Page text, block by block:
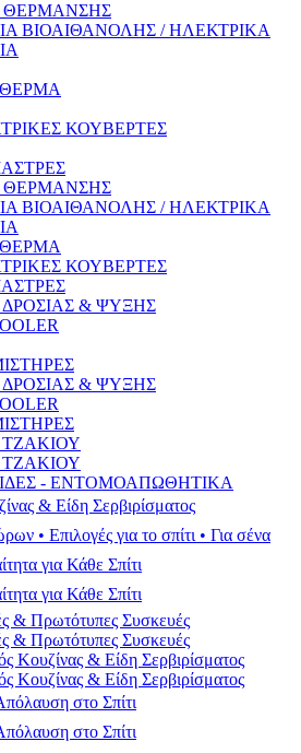
ΘΕΡΜΑΝΣΗΣ
ΒΙΟΑΙΘΑΝΟΛΗΣ / ΗΛΕΚΤΡΙΚΑ
ΚΟΥΒΕΡΤΕΣ
ΘΕΡΜΑΝΣΗΣ
ΒΙΟΑΙΘΑΝΟΛΗΣ / ΗΛΕΚΤΡΙΚΑ
ΚΟΥΒΕΡΤΕΣ
& ΨΥΞΗΣ
& ΨΥΞΗΣ
- ΕΝΤΟΜΟΑΠΩΘΗΤΙΚΑ
& Είδη Σερβιρίσματος
• Επιλογές για το σπίτι • Για σένα
για Κάθε Σπίτι
για Κάθε Σπίτι
& Πρωτότυπες Συσκευές
& Πρωτότυπες Συσκευές
Κουζίνας & Είδη Σερβιρίσματος
Κουζίνας & Είδη Σερβιρίσματος
στο Σπίτι
στο Σπίτι